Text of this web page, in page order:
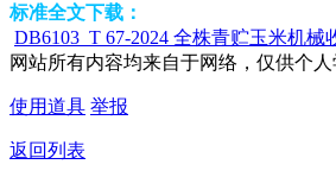
标准全文下载：
DB6103_T 67-2024 全株青贮玉米机械
网站所有内容均来自于网络，仅供个人
使用道具 举报
返回列表